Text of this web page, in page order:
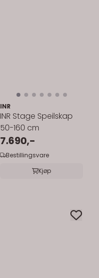
INR
INR Stage Speilskap
50-160 cm
7.690,-
Bestillingsvare
Kjøp